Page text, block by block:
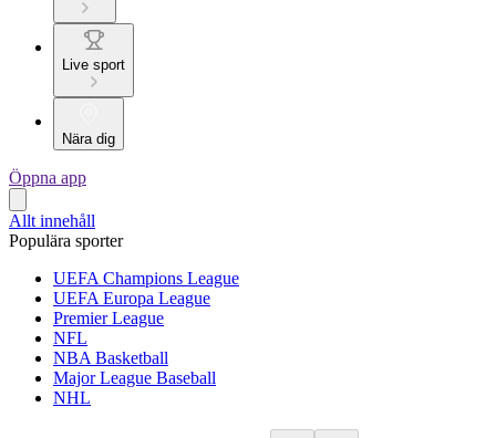
Live sport
Nära dig
Öppna app
Allt innehåll
Populära sporter
UEFA Champions League
UEFA Europa League
Premier League
NFL
NBA Basketball
Major League Baseball
NHL